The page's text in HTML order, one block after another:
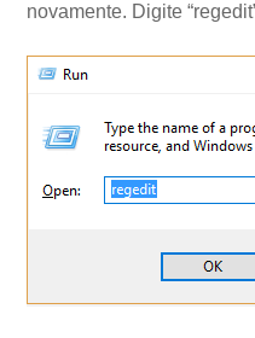
novamente. Digite